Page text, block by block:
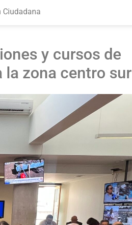
Ciudadana
y cursos de
la zona centro sur